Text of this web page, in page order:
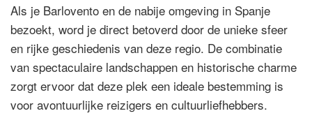
Als je Barlovento en de nabije omgeving in Spanje
bezoekt, word je direct betoverd door de unieke sfeer
en rijke geschiedenis van deze regio. De combinatie
van spectaculaire landschappen en historische charme
zorgt ervoor dat deze plek een ideale bestemming is
voor avontuurlijke reizigers en cultuurliefhebbers.